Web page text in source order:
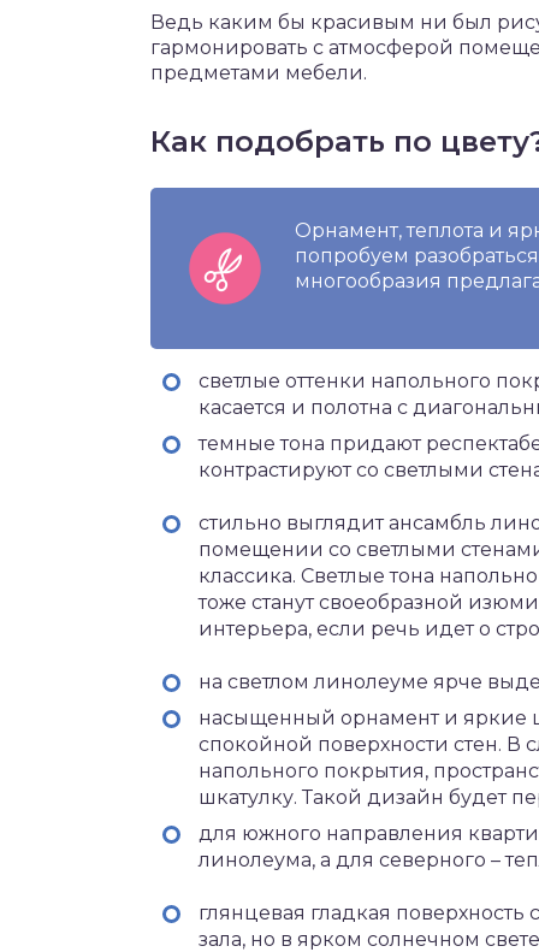
Ведь каким бы красивым ни был
гармонировать с атмосферой
предметами мебели.
Как подобрать по
Орнамент, теплота и
попробуем
многообразия
светлые оттенки напольного
касается и полотна с
темные тона придают
контрастируют со светлыми
стильно выглядит ансамбль
помещении со светлыми
классика. Светлые тона
тоже станут своеобразной
интерьера, если речь идет о
на светлом линолеуме ярче
насыщенный орнамент и яркие
спокойной поверхности стен. В
напольного покрытия,
шкатулку. Такой дизайн будет
для южного направления
линолеума, а для северного –
глянцевая гладкая поверхность
зала, но в ярком солнечном